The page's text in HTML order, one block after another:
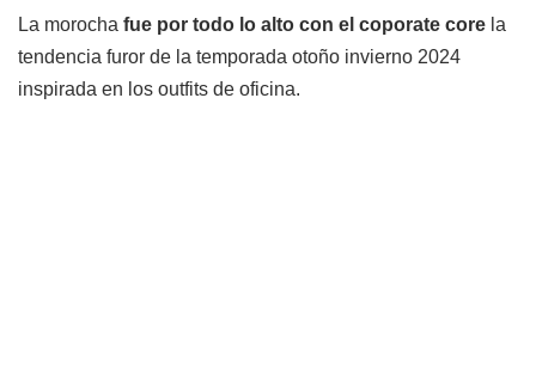
La morocha fue por todo lo alto con el coporate core la
tendencia furor de la temporada otoño invierno 2024
inspirada en los outfits de oficina.